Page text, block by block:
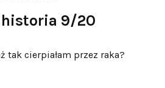
historia 9/20
tak cierpiałam przez raka?